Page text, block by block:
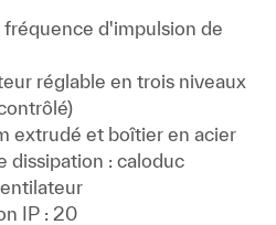
fréquence d'impulsion de
réglable en trois niveaux
extrudé et boîtier en acier
dissipation : caloduc
IP : 20